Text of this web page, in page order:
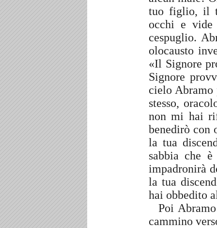
tuo figlio, il
occhi e
cespuglio.
olocausto
«Il Signore
Signore
cielo Abramo
stesso,
non mi hai
benedirò con
la tua
sabbia che
impadronirà
la tua
hai obbedito
Poi
cammino